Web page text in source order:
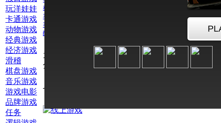
玩洋娃娃
卡通游戏
动物游戏
经典游戏
经济游戏
滑稽
棋盘游戏
音乐游戏
游戏电影
品牌游戏
任务
种族为男孩
赛车
赛车特技
酷炫的赛车
为此游戏评
分：
也玩网络游戏酷炫的赛车